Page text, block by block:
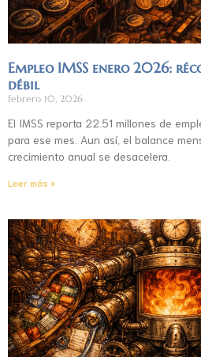
Empleo IMSS enero 2026:
débil
febrero 10, 2026
El IMSS reporta 22.51 millones de
para ese mes. Aun así, el balance
crecimiento anual se desacelera.
Leer más »